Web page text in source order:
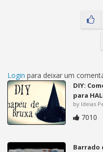
Login para deixar um
DIY:
para
by Ideias
7010
Barrado